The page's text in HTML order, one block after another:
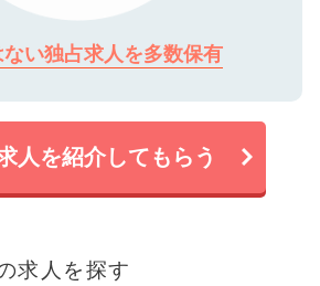
い独占求人を多数保有
人を紹介してもらう
求人を探す